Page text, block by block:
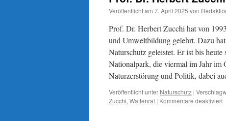
Veröffentlicht am 7. April 2025 von
Prof. Dr. Herbert Zucchi hat von
und Umweltbildung gelehrt. Dazu
Naturschutz geleistet. Er ist bis
Nationalpark, die viermal im Jahr im
Naturzerstörung und Politik, dabei
Veröffentlicht unter Naturschutz |
Zucchi, Wattenrat | Kommentare deaktiviertfür